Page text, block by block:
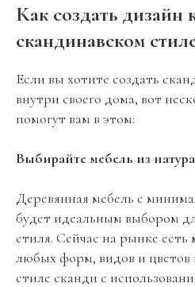
Как создать дизайн
скандинавском
Если вы хотите создать
внутри своего дома, вот
помогут вам в этом:
Выбирайте мебель из
Деревянная мебель с
будет идеальным выбором
стиля. Сейчас на рынке
любых форм, видов и цветов
стиле сканди с